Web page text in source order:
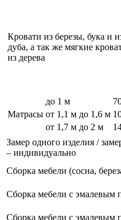
Кровати из березы, бука и
дуба, а так же мягкие
из дерева
Матрасы
до 1 м
от 1,1 м до 1,6 м
от 1,7 м до 2 м
Замер одного изделия /
– индивидуально
Сборка мебели (сосна,
Сборка мебели с эмалевым
Сборка мебели с эмалевым